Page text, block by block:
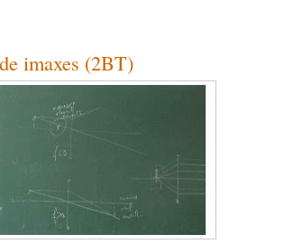
imaxes (2BT)